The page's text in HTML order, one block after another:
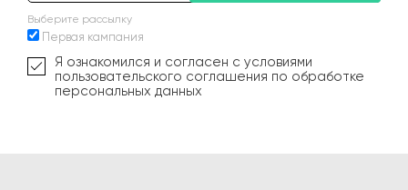
Выберите рассылку
Первая кампания
Я ознакомился и согласен с условиями
пользовательского соглашения по обработке
персональных данных